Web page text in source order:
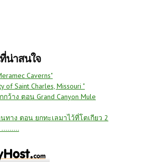
น่าสนใจ
Caverns"
of Saint Charles, Missouri "
ว้าง ตอน Grand Canyon Mule
ทาง ตอน ยกทะเลมาไว้ที่โตเกียว 2